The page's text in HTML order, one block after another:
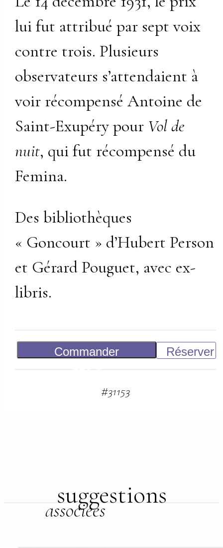
lui fut attribué par sept voix
contre trois. Plusieurs
observateurs s’attendaient à
voir récompensé Antoine de
Saint-Exupéry pour Vol de
nuit, qui fut récompensé du
Femina.
Des bibliothèques
« Goncourt » d’Hubert Person
et Gérard Pouguet, avec ex-
libris.
Commander
Réserver
#31153
suggestions
associées